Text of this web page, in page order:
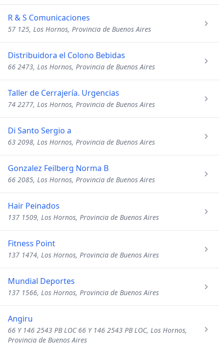
R & S Comunicaciones
57 125, Los Hornos, Provincia de Buenos Aires
Distribuidora el Colono Bebidas
66 2473, Los Hornos, Provincia de Buenos Aires
Taller de Cerrajería. Urgencias
74 2277, Los Hornos, Provincia de Buenos Aires
Di Santo Sergio a
63 2098, Los Hornos, Provincia de Buenos Aires
Gonzalez Feilberg Norma B
66 2085, Los Hornos, Provincia de Buenos Aires
Hair Peinados
137 1509, Los Hornos, Provincia de Buenos Aires
Fitness Point
137 1474, Los Hornos, Provincia de Buenos Aires
Mundial Deportes
137 1566, Los Hornos, Provincia de Buenos Aires
Angiru
66 Y 146 2543 PB LOC 66 Y 146 2543 PB LOC, Los Hornos,
Provincia de Buenos Aires